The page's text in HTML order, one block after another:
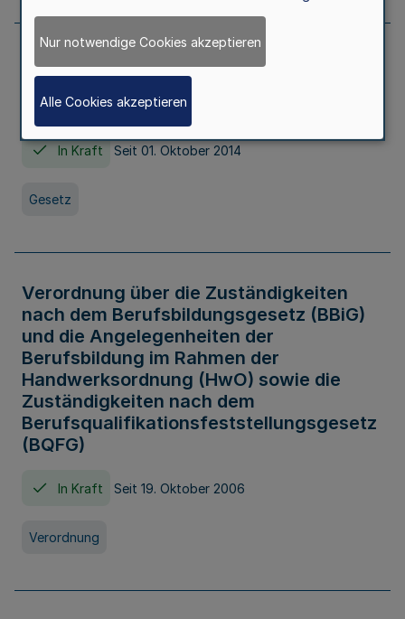
Gesetz über die Hochschulen des Landes
Nordrhein-Westfalen (Hochschulgesetz -
HG)
In Kraft Seit 01. Oktober 2014
Gesetz
Verordnung über die Zuständigkeiten
nach dem Berufsbildungsgesetz (BBiG)
und die Angelegenheiten der
Berufsbildung im Rahmen der
Handwerksordnung (HwO) sowie die
Zuständigkeiten nach dem
Berufsqualifikationsfeststellungsgesetz
(BQFG)
In Kraft Seit 19. Oktober 2006
Verordnung
Nur notwendige Cookies akzeptieren
Alle Cookies akzeptieren